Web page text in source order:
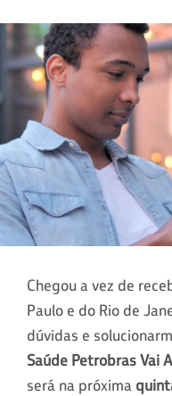
Chegou a vez de
Paulo e do Rio de
dúvidas e
Saúde Petrobras Vai
será na próxima